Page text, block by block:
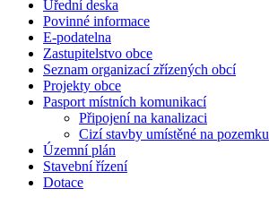
Úřední deska
Povinné informace
E-podatelna
Zastupitelstvo obce
Seznam organizací zřízených obcí
Projekty obce
Pasport místních komunikací
Připojení na kanalizaci
Cizí stavby umístěné na
Územní plán
Stavební řízení
Dotace